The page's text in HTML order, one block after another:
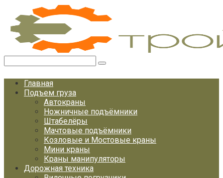
Перейти
контенту
Главная
Подъем груза
Автокраны
Ножничные подъёмники
Штабелёры
Мачтовые подъёмники
Козловые и Мостовые краны
Мини краны
Краны манипуляторы
Дорожная техника